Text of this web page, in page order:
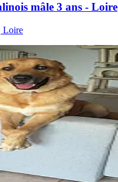
mâle 3 ans - Loire
Loire